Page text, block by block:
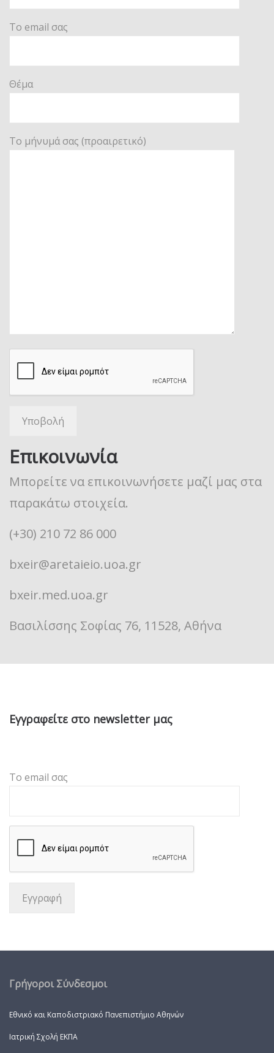
Το email σας
Θέμα
Το μήνυμά σας (προαιρετικό)
Επικοινωνία
Μπορείτε να επικοινωνήσετε μαζί μας στα
παρακάτω στοιχεία.
(+30) 210 72 86 000
bxeir@aretaieio.uoa.gr
bxeir.med.uoa.gr
Βασιλίσσης Σοφίας 76, 11528, Αθήνα
Εγγραφείτε στο newsletter μας
Το email σας
Γρήγοροι Σύνδεσμοι
Εθνικό και Καποδιστριακό Πανεπιστήμιο Αθηνών
Ιατρική Σχολή ΕΚΠΑ